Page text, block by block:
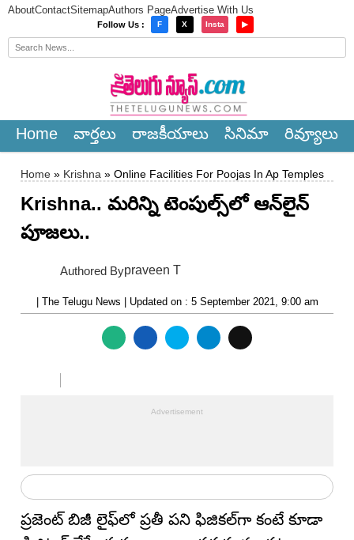
AboutContactSitemapAuthors PageAdvertise With Us
Follow Us : F X Insta ▶
Home వార్త‌లు రాజ‌కీయాలు సినిమా రివ్యూలు
Home » Krishna » Online Facilities For Poojas In Ap Temples
Krishna.. మరిన్ని టెంపుల్స్‌లో ఆన్‌లైన్
పూజలు..
Authored Bypraveen T
| The Telugu News | Updated on : 5 September 2021, 9:00 am
ప్రజెంట్ బిజీ లైఫ్‌లో ప్రతీ పని ఫిజికల్‌గా కంటే కూడా